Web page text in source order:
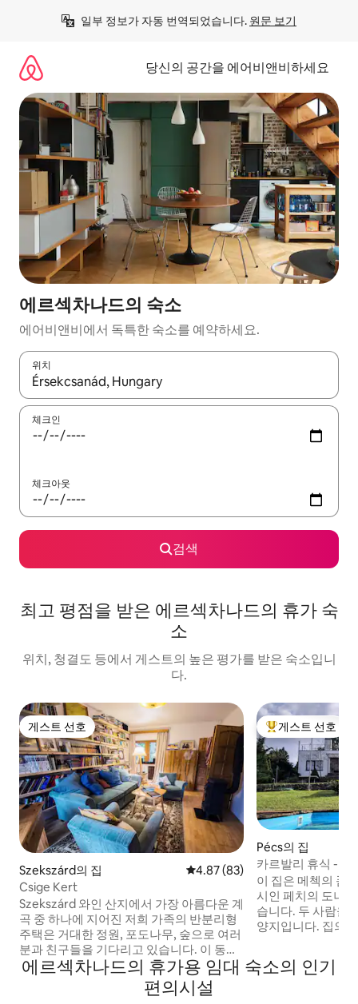
일부 정보가 자동 번역되었습니다. 원문 보기
당신의 공간을 에어비앤비하세요
에르섹차나드의 숙소
에어비앤비에서 독특한 숙소를 예약하세요.
위치
결과가 나오면 위·아래 화살표 키를 사용하거나 터치 또는 스와이
체크인
체크아웃
검색
최고 평점을 받은 에르섹차나드의 휴가 숙
소
위치, 청결도 등에서 게스트의 높은 평가를 받은 숙소입니
다.
게스트 선호
게스트 선호
Szekszárd의 집 평점 4.87점(5점 만점), 후기 83
4.87 (83)
Csige Kert
Szekszárd 와인 산지에서 가장 아름다운 계
곡 중 하나에 지어진 저희 가족의 반분리형
주택은 거대한 정원, 포도나무, 숲으로 여러
분과 친구들을 기다리고 있습니다. 이 동네
는 좋아하는 헝가리 와이너리를 방문하거
나, 하이킹, 하이킹, 겨울에는 모래 언덕에
서 썰매를 타거나 벽난로의 온기로 휴식을
상위 게스트 선호
게스트 선호
Pécs의 집
카르발리 휴식 - 전
이 집은 메첵의 품
시인 페치의 도나
습니다. 두 사람을
양지입니다. 집의
시내 중심가는 가
지고 있음에도 불
에르섹차나드의 휴가용 임대 숙소의 인기
편의시설